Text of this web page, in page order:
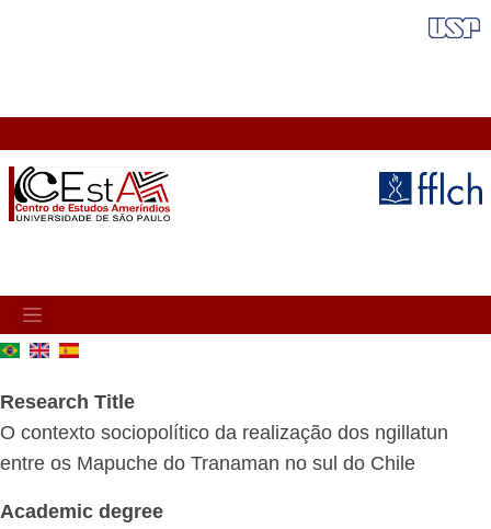
MAIN
NAVIGATION
Research Title
O contexto sociopolítico da realização dos ngillatun
entre os Mapuche do Tranaman no sul do Chile
Academic degree